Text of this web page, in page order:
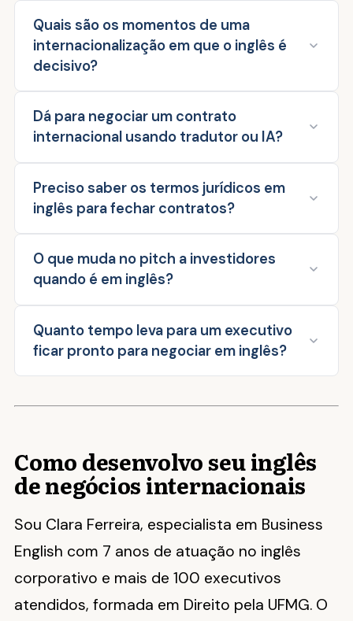
Quais são os momentos de uma
internacionalização em que o inglês é
decisivo?
Dá para negociar um contrato
internacional usando tradutor ou IA?
Preciso saber os termos jurídicos em
inglês para fechar contratos?
O que muda no pitch a investidores
quando é em inglês?
Quanto tempo leva para um executivo
ficar pronto para negociar em inglês?
Como desenvolvo seu inglês
de negócios internacionais
Sou Clara Ferreira, especialista em Business
English com 7 anos de atuação no inglês
corporativo e mais de 100 executivos
atendidos, formada em Direito pela UFMG. O